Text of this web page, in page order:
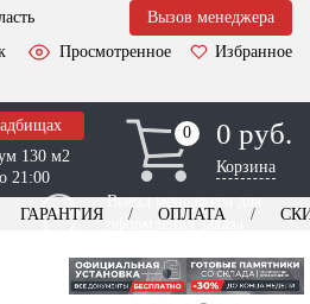
Вызов менеджера
Просмотренное
Избранное
130 м2
21:00
0
0 0 руб.
Корзина
Выезд менеджера для
оформления заказа
ГАРАНТИЯ ОПЛАТА